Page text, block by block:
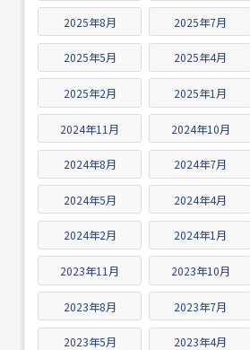
2025年8月 2025年7月
2025年5月 2025年4月
2025年2月 2025年1月
2024年11月 2024年10月
2024年8月 2024年7月
2024年5月 2024年4月
2024年2月 2024年1月
2023年11月 2023年10月
2023年8月 2023年7月
2023年5月 2023年4月